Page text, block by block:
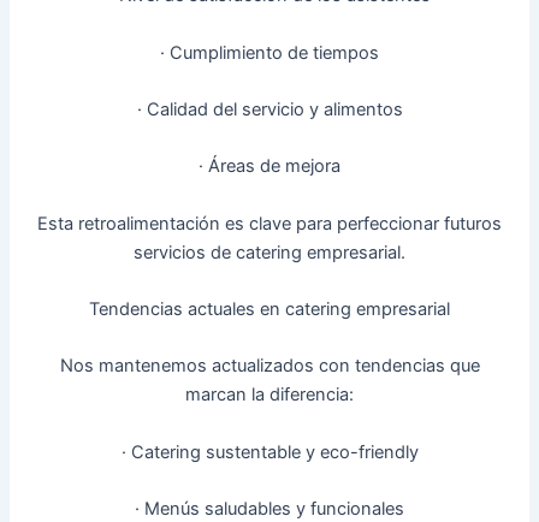
· Cumplimiento de tiempos
· Calidad del servicio y alimentos
· Áreas de mejora
Esta retroalimentación es clave para perfeccionar futuros
servicios de catering empresarial.
Tendencias actuales en catering empresarial
Nos mantenemos actualizados con tendencias que
marcan la diferencia:
· Catering sustentable y eco-friendly
· Menús saludables y funcionales